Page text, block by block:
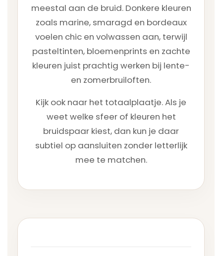
meestal aan de bruid. Donkere kleuren
zoals marine, smaragd en bordeaux
voelen chic en volwassen aan, terwijl
pasteltinten, bloemenprints en zachte
kleuren juist prachtig werken bij lente-
en zomerbruiloften.
Kijk ook naar het totaalplaatje. Als je
weet welke sfeer of kleuren het
bruidspaar kiest, dan kun je daar
subtiel op aansluiten zonder letterlijk
mee te matchen.